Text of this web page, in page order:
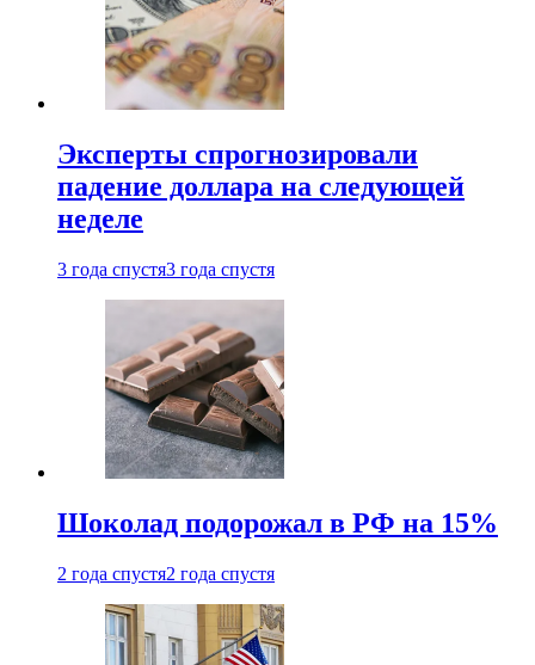
Эксперты спрогнозировали
падение доллара на следующей
неделе
3 года спустя3 года спустя
Шоколад подорожал в РФ на 15%
2 года спустя2 года спустя